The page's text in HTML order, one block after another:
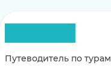
Путеводитель по турам